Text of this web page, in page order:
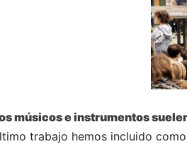
músicos e instrumentos
trabajo hemos incluido